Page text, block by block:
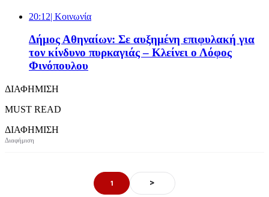
20:12| Κοινωνία
Δήμος Αθηναίων: Σε αυξημένη επιφυλακή για
τον κίνδυνο πυρκαγιάς – Κλείνει ο Λόφος
Φινόπουλου
ΔΙΑΦΗΜΙΣΗ
MUST READ
ΔΙΑΦΗΜΙΣΗ
1 >